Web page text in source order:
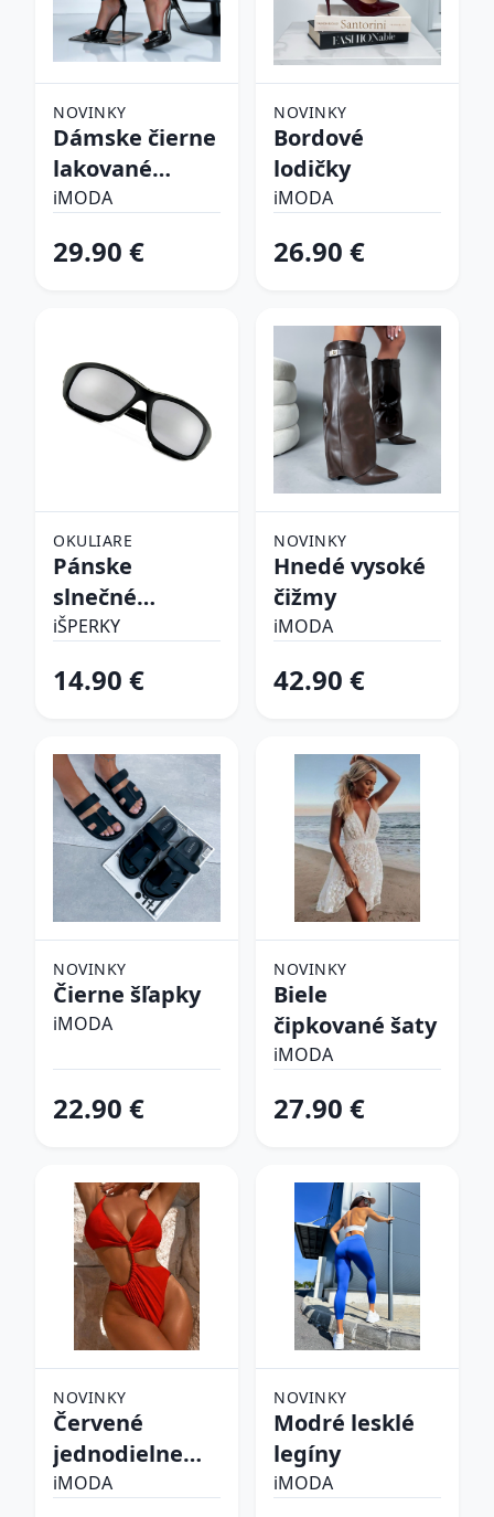
NOVINKY
Dámske čierne
lakované
sandálky
iMODA
29.90 €
NOVINKY
Bordové
lodičky
iMODA
26.90 €
OKULIARE
Pánske
slnečné
okuliare
iŠPERKY
14.90 €
NOVINKY
Hnedé vysoké
čižmy
iMODA
42.90 €
NOVINKY
Čierne šľapky
iMODA
22.90 €
NOVINKY
Biele
čipkované šaty
iMODA
27.90 €
NOVINKY
Červené
jednodielne
plavky
iMODA
NOVINKY
Modré lesklé
legíny
iMODA